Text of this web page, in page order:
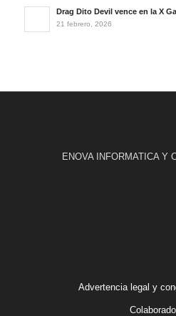
Drag Dito Devil vence en la X
21 febrero, 2026
ENOVA INFORMATICA Y
Advertencia legal y